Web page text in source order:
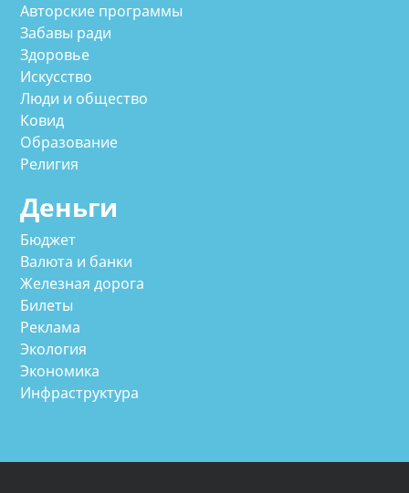
Авторские программы
Забавы ради
Здоровье
Искусство
Люди и общество
Ковид
Образование
Религия
Деньги
Бюджет
Валюта и банки
Железная дорога
Билеты
Реклама
Экология
Экономика
Инфраструктура